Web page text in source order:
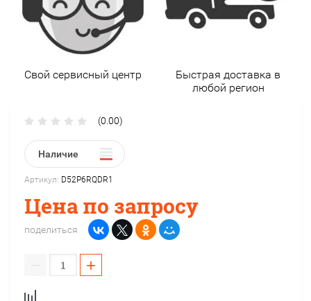
Свой сервисный центр
Быстрая доставка в
любой регион
(0.00)
Наличие
Артикул: D52P6RQDR1
Цена по запросу
поделиться
+